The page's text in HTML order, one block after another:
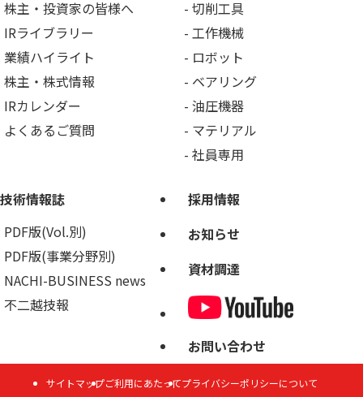
株主・投資家の皆様へ
IRライブラリー
業績ハイライト
株主・株式情報
IRカレンダー
よくあるご質問
切削工具
工作機械
ロボット
ベアリング
油圧機器
マテリアル
社員専用
技術情報誌
PDF版(Vol.別)
PDF版(事業分野別)
NACHI-BUSINESS news
不二越技報
採用情報
お知らせ
資材調達
お問い合わせ
サイトマップご利用にあたってプライバシーポリシーについて